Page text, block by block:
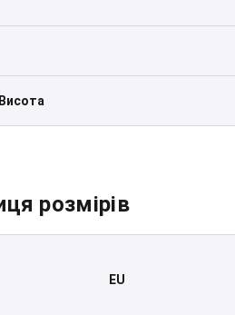
розмірів
EU